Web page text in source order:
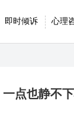
即时倾诉 心理
点也静不